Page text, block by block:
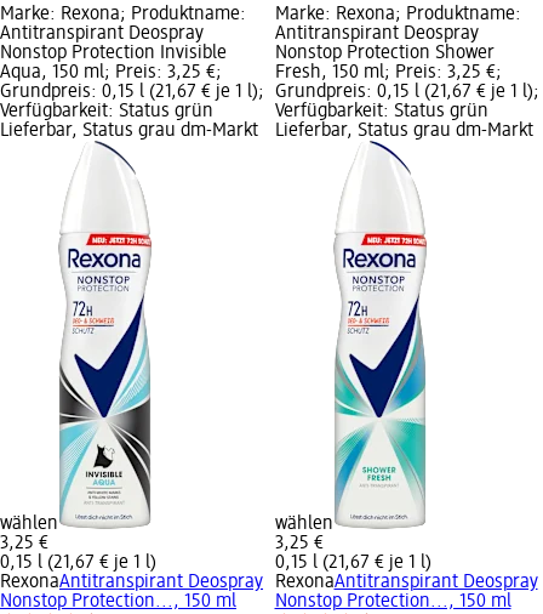
Marke: Rexona; Produktname:
Antitranspirant Deospray
Nonstop Protection Invisible
Aqua, 150 ml; Preis: 3,25 €;
Grundpreis: 0,15 l (21,67 € je 1 l);
Verfügbarkeit: Status grün
Lieferbar, Status grau dm-Markt
wählen
3,25 €
0,15 l (21,67 € je 1 l)
RexonaAntitranspirant Deospray
Nonstop Protection..., 150 ml
Marke: Rexona; Produktname:
Antitranspirant Deospray
Nonstop Protection Shower
Fresh, 150 ml; Preis: 3,25 €;
Grundpreis: 0,15 l (21,67 € je 1 l);
Verfügbarkeit: Status grün
Lieferbar, Status grau dm-Markt
wählen
3,25 €
0,15 l (21,67 € je 1 l)
RexonaAntitranspirant Deospray
Nonstop Protection..., 150 ml